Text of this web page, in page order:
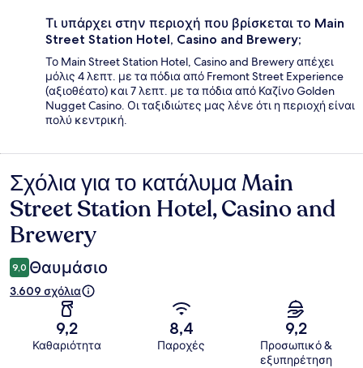
Τι υπάρχει στην περιοχή που βρίσκεται το Main
Street Station Hotel, Casino and Brewery;
Το Main Street Station Hotel, Casino and Brewery απέχει
μόλις 4 λεπτ. με τα πόδια από Fremont Street Experience
(αξιοθέατο) και 7 λεπτ. με τα πόδια από Καζίνο Golden
Nugget Casino. Οι ταξιδιώτες μας λένε ότι η περιοχή είναι
πολύ κεντρική.
Σχόλια
Σχόλια για το κατάλυμα Main
Street Station Hotel, Casino and
Brewery
9,0 Θαυμάσιο
3.609 σχόλια
9,2
Καθαριότητα
8,4
Παροχές
9,2
Προσωπικό &
εξυπηρέτηση